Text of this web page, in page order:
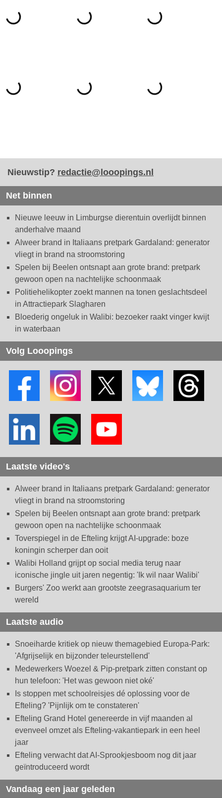
Nieuwstip? redactie@looopings.nl
Net binnen
Nieuwe leeuw in Limburgse dierentuin overlijdt binnen
anderhalve maand
Alweer brand in Italiaans pretpark Gardaland: generator
vliegt in brand na stroomstoring
Spelen bij Beelen ontsnapt aan grote brand: pretpark
gewoon open na nachtelijke schoonmaak
Politiehelikopter zoekt mannen na tonen geslachtsdeel
in Attractiepark Slagharen
Bloederig ongeluk in Walibi: bezoeker raakt vinger kwijt
in waterbaan
Volg Looopings
Laatste video's
Alweer brand in Italiaans pretpark Gardaland: generator
vliegt in brand na stroomstoring
Spelen bij Beelen ontsnapt aan grote brand: pretpark
gewoon open na nachtelijke schoonmaak
Toverspiegel in de Efteling krijgt AI-upgrade: boze
koningin scherper dan ooit
Walibi Holland grijpt op social media terug naar
iconische jingle uit jaren negentig: 'Ik wil naar Walibi'
Burgers' Zoo werkt aan grootste zeegrasaquarium ter
wereld
Laatste audio
Snoeiharde kritiek op nieuw themagebied Europa-Park:
'Afgrijselijk en bijzonder teleurstellend'
Medewerkers Woezel & Pip-pretpark zitten constant op
hun telefoon: 'Het was gewoon niet oké'
Is stoppen met schoolreisjes dé oplossing voor de
Efteling? 'Pijnlijk om te constateren'
Efteling Grand Hotel genereerde in vijf maanden al
evenveel omzet als Efteling-vakantiepark in een heel
jaar
Efteling verwacht dat AI-Sprookjesboom nog dit jaar
geïntroduceerd wordt
Vandaag een jaar geleden